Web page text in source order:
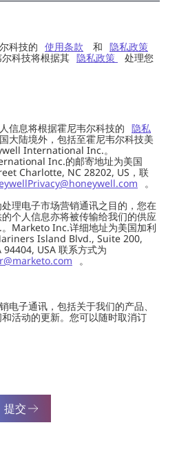
科技的 使用条款 和 隐私政策
尔科技将根据其 隐私政策
处理您
信息将根据霍尼韦尔科技的 隐私
大陆境外，包括至霍尼韦尔科技美
International Inc.。
Inc.的邮寄地址为美国
Charlotte, NC 28202, US，联
。
理电子市场营销通讯之目的，您在
个人信息亦将被传输给我们的供应
Marketo Inc.详细地址为美国加利
Island Blvd., Suite 200,
USA 联系方式为
。
电子通讯，包括关于我们的产品、
活动的更新。您可以随时取消订
提交